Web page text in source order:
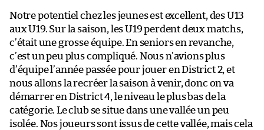
Notre potentiel chez les jeunes est excellent, des U13
aux U19. Sur la saison, les U19 perdent deux matchs,
c’était une grosse équipe. En seniors en revanche,
c’est un peu plus compliqué. Nous n’avions plus
d’équipe l’année passée pour jouer en District 2, et
nous allons la recréer la saison à venir, donc on va
démarrer en District 4, le niveau le plus bas de la
catégorie. Le club se situe dans une vallée un peu
isolée. Nos joueurs sont issus de cette vallée, mais cela